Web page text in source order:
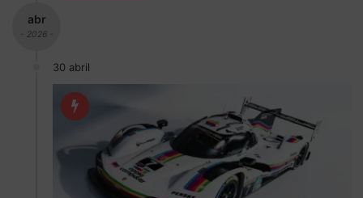
abr
- 2026 -
30 abril